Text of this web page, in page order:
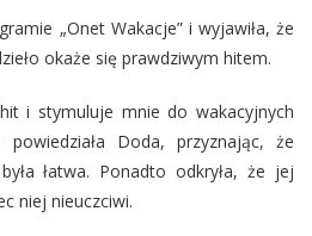
„Onet Wakacje” i wyjawiła, że
okaże się prawdziwym hitem.
i stymuluje mnie do wakacyjnych
Doda, przyznając, że
łatwa. Ponadto odkryła, że jej
niej nieuczciwi.